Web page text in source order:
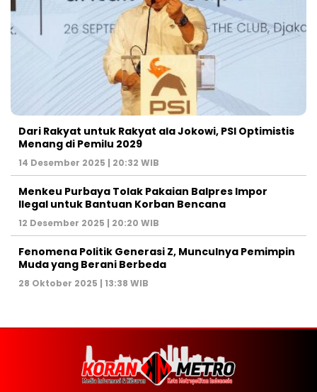
Dari Rakyat untuk Rakyat ala Jokowi, PSI Optimistis
Menang di Pemilu 2029
14 Desember 2025 | 20:32 WIB
Menkeu Purbaya Tolak Pakaian Balpres Impor
Ilegal untuk Bantuan Korban Bencana
12 Desember 2025 | 20:20 WIB
Fenomena Politik Generasi Z, Munculnya Pemimpin
Muda yang Berani Berbeda
28 Oktober 2025 | 13:38 WIB